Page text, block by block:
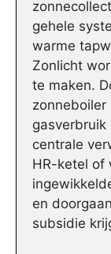
gehele
warme
Zonlicht
te maken.
zonneboiler
centrale
HR-ketel of
en
subsidie